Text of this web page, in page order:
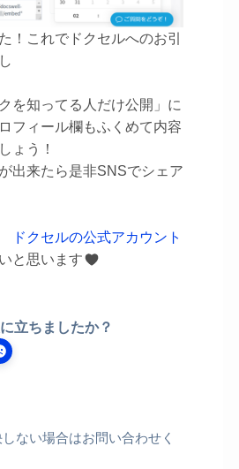
！これでドクセルへのお引
ってる人だけ公開」に
フィール欄もふくめて内容
ょう！
出来たら是非SNSでシェア
！
ドクセルの公式アカウント
と思います
立ちましたか？
ない場合はお問い合わせく